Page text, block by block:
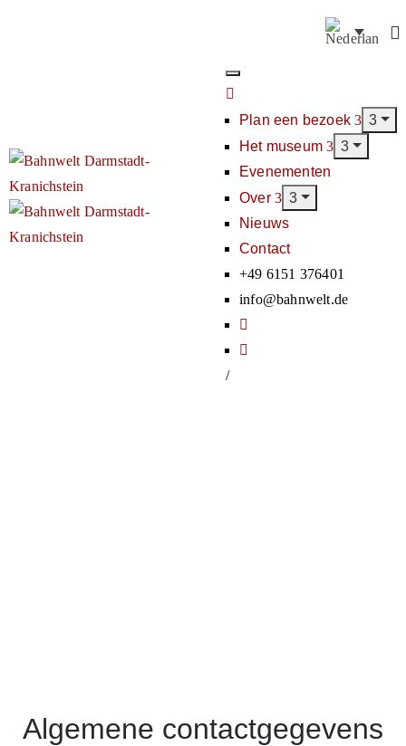
Plan een bezoek
Het museum
Evenementen
Over
Nieuws
Contact
+49 6151 376401
info@bahnwelt.de
/
Algemene contactgegevens